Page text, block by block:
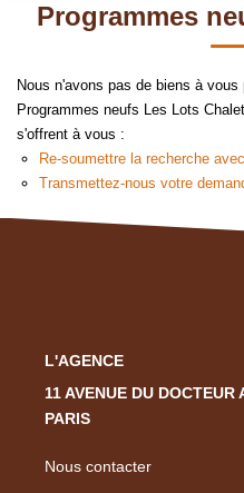
Qui
Sélectionnez...
Type de bien
Budget max
Programmes
Nous n'avons pas de biens à
Programmes neufs Les Lots
s'offrent à vous :
Re-soumettre la recherche
Transmettez-nous votre
L'AGENCE
11 AVENUE DU
PARIS
Nous contacter